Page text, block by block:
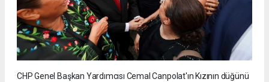
CHP Genel Başkan Yardımcısı Cemal Canpolat'ın Kızının düğünü